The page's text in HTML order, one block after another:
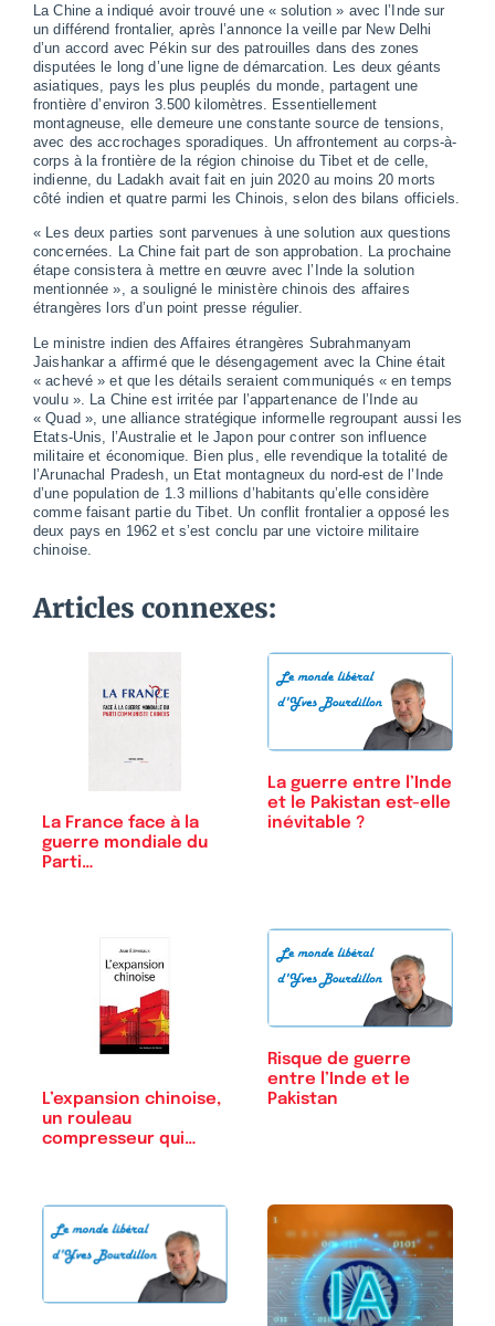
La Chine a indiqué avoir trouvé une « solution » avec l’Inde sur
un différend frontalier, après l’annonce la veille par New Delhi
d’un accord avec Pékin sur des patrouilles dans des zones
disputées le long d’une ligne de démarcation. Les deux géants
asiatiques, pays les plus peuplés du monde, partagent une
frontière d’environ 3.500 kilomètres. Essentiellement
montagneuse, elle demeure une constante source de tensions,
avec des accrochages sporadiques. Un affrontement au corps-à-
corps à la frontière de la région chinoise du Tibet et de celle,
indienne, du Ladakh avait fait en juin 2020 au moins 20 morts
côté indien et quatre parmi les Chinois, selon des bilans officiels.
« Les deux parties sont parvenues à une solution aux questions
concernées. La Chine fait part de son approbation. La prochaine
étape consistera à mettre en œuvre avec l’Inde la solution
mentionnée », a souligné le ministère chinois des affaires
étrangères lors d’un point presse régulier.
Le ministre indien des Affaires étrangères Subrahmanyam
Jaishankar a affirmé que le désengagement avec la Chine était
« achevé » et que les détails seraient communiqués « en temps
voulu ». La Chine est irritée par l’appartenance de l’Inde au
« Quad », une alliance stratégique informelle regroupant aussi les
Etats-Unis, l’Australie et le Japon pour contrer son influence
militaire et économique. Bien plus, elle revendique la totalité de
l’Arunachal Pradesh, un Etat montagneux du nord-est de l’Inde
d’une population de 1.3 millions d’habitants qu’elle considère
comme faisant partie du Tibet. Un conflit frontalier a opposé les
deux pays en 1962 et s’est conclu par une victoire militaire
chinoise.
Articles connexes:
La France face à la
guerre mondiale du
Parti…
La guerre entre l’Inde
et le Pakistan est-elle
inévitable ?
L’expansion chinoise,
un rouleau
compresseur qui…
Risque de guerre
entre l’Inde et le
Pakistan